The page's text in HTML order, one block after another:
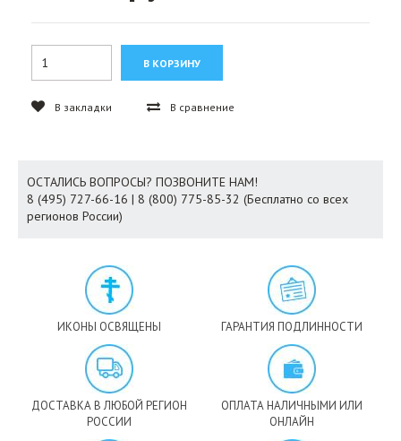
В закладки В сравнение
ОСТАЛИСЬ ВОПРОСЫ? ПОЗВОНИТЕ НАМ!
8 (495) 727-66-16 | 8 (800) 775-85-32 (Бесплатно со всех
регионов России)
ИКОНЫ ОСВЯЩЕНЫ ГАРАНТИЯ ПОДЛИННОСТИ
ДОСТАВКА В ЛЮБОЙ РЕГИОН
РОССИИ
ОПЛАТА НАЛИЧНЫМИ ИЛИ
ОНЛАЙН